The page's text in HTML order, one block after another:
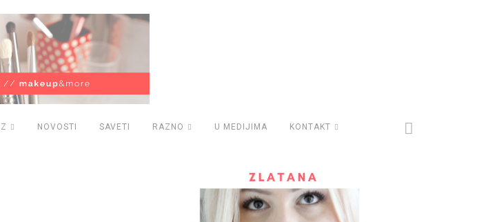
NOVOSTI SAVETI RAZNO U MEDIJIMA KONTAKT